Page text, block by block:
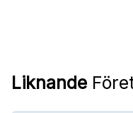
Liknande